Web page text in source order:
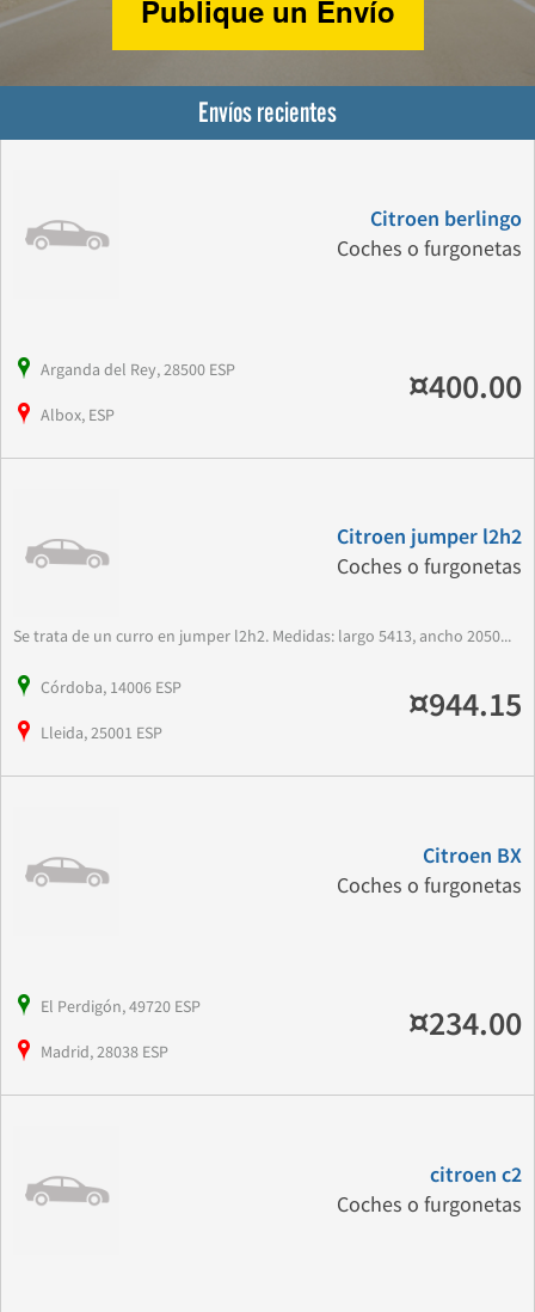
Publique un Envío
Envíos recientes
Citroen berlingo
Coches o furgonetas
Arganda del Rey, 28500 ESP
Albox, ESP
¤400.00
Citroen jumper l2h2
Coches o furgonetas
Se trata de un curro en jumper l2h2. Medidas: largo 5413, ancho 2050...
Córdoba, 14006 ESP
Lleida, 25001 ESP
¤944.15
Citroen BX
Coches o furgonetas
El Perdigón, 49720 ESP
Madrid, 28038 ESP
¤234.00
citroen c2
Coches o furgonetas